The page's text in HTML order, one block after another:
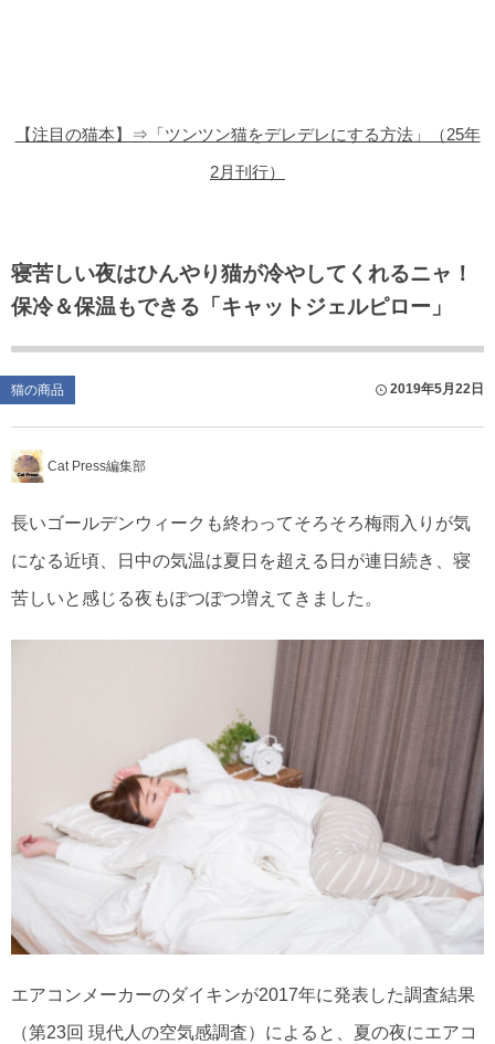
【注目の猫本】⇒「ツンツン猫をデレデレにする方法」（25年
2月刊行）
寝苦しい夜はひんやり猫が冷やしてくれるニャ！
保冷＆保温もできる「キャットジェルピロー」
猫の商品 2019年5月22日
Cat Press編集部
長いゴールデンウィークも終わってそろそろ梅雨入りが気
になる近頃、日中の気温は夏日を超える日が連日続き、寝
苦しいと感じる夜もぽつぽつ増えてきました。
エアコンメーカーのダイキンが2017年に発表した調査結果
（第23回 現代人の空気感調査）によると、夏の夜にエアコ
猫のゲーム・アプリ
猫のフリー写真素材